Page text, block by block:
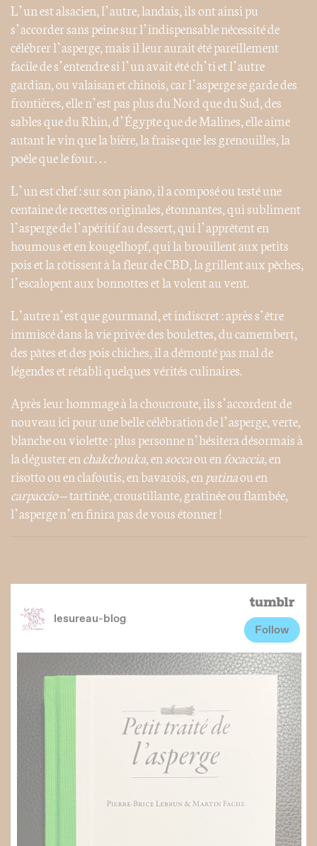
L’un est alsacien, l’autre, landais, ils ont ainsi pu
s’accorder sans peine sur l’indispensable nécessité de
célébrer l’asperge, mais il leur aurait été pareillement
facile de s’entendre si l’un avait été ch’ti et l’autre
gardian, ou valaisan et chinois, car l’asperge se garde des
frontières, elle n’est pas plus du Nord que du Sud, des
sables que du Rhin, d’Égypte que de Malines, elle aime
autant le vin que la bière, la fraise que les grenouilles, la
poêle que le four…
L’un est chef : sur son piano, il a composé ou testé une
centaine de recettes originales, étonnantes, qui subliment
l’asperge de l’apéritif au dessert, qui l’apprêtent en
houmous et en kougelhopf, qui la brouillent aux petits
pois et la rôtissent à la fleur de CBD, la grillent aux pêches,
l’escalopent aux bonnottes et la volent au vent.
L’autre n’est que gourmand, et indiscret : après s’être
immiscé dans la vie privée des boulettes, du camembert,
des pâtes et des pois chiches, il a démonté pas mal de
légendes et rétabli quelques vérités culinaires.
Après leur hommage à la choucroute, ils s’accordent de
nouveau ici pour une belle célébration de l’asperge, verte,
blanche ou violette : plus personne n’hésitera désormais à
la déguster enchakchouka, ensoccaou en focaccia, en
risotto ou en clafoutis, en bavarois, en patinaou en
carpaccio– tartinée, croustillante, gratinée ou flambée,
l’asperge n’en finira pas de vous étonner !